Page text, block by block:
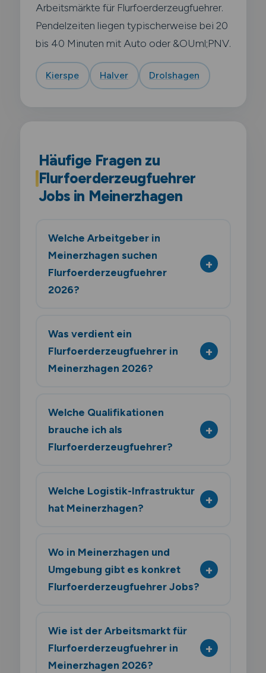
Arbeitsmärkte für Flurfoerderzeugfuehrer.
Pendelzeiten liegen typischerweise bei 20
bis 40 Minuten mit Auto oder &OUml;PNV.
Kierspe Halver Drolshagen
Häufige Fragen zu
Flurfoerderzeugfuehrer
Jobs in Meinerzhagen
Welche Arbeitgeber in
Meinerzhagen suchen
Flurfoerderzeugfuehrer
2026?
Was verdient ein
Flurfoerderzeugfuehrer in
Meinerzhagen 2026?
Welche Qualifikationen
brauche ich als
Flurfoerderzeugfuehrer?
Welche Logistik-Infrastruktur
hat Meinerzhagen?
Wo in Meinerzhagen und
Umgebung gibt es konkret
Flurfoerderzeugfuehrer Jobs?
Wie ist der Arbeitsmarkt für
Flurfoerderzeugfuehrer in
Meinerzhagen 2026?